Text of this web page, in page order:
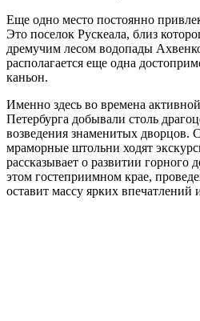
Еще одно место постоянно
Это поселок Рускеала, близ
дремучим лесом водопады
располагается еще одна
каньон.
Именно здесь во времена
Петербурга добывали столь
возведения знаменитых дворцов.
мраморные штольни ходят
рассказывает о развитии горного
этом гостеприимном крае,
оставит массу ярких